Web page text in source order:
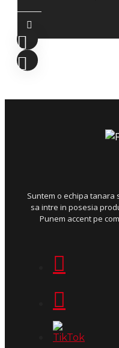
Suntem o echipa tanara
sa intre in posesia
Punem accent pe